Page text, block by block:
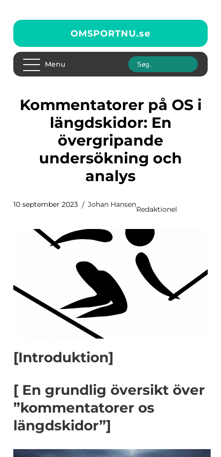
OMSPORTNU.se
Menu
Kommentatorer på OS i
längdskidor: En
övergripande
undersökning och
analys
10 september 2023 Johan Hansen
Redaktionel
[Introduktion]
[ En grundlig översikt över
”kommentatorer os
längdskidor”]